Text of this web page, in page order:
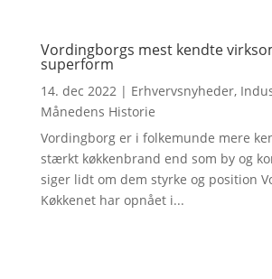
Vordingborgs mest kendte
superform
14. dec 2022| Erhvervsnyheder,
Månedens Historie
Vordingborg er i folkemunde mere
stærkt køkkenbrand end som by og
siger lidt om dem styrke og position
Køkkenet har opnået i...